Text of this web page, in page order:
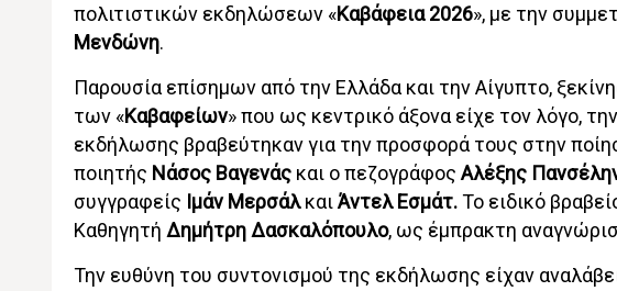
πολιτιστικών εκδηλώσεων «Καβάφεια 2026», με την
Μενδώνη.
Παρουσία επίσημων από την Ελλάδα και την Αίγυπτο,
των «Καβαφείων» που ως κεντρικό άξονα είχε τον λόγο,
εκδήλωσης βραβεύτηκαν για την προσφορά τους στην
ποιητής Νάσος Βαγενάςκαι ο πεζογράφος Αλέξης
συγγραφείς Ιμάν ΜερσάλκαιΆντελ Εσμάτ.Το ειδικό
Καθηγητή Δημήτρη Δασκαλόπουλο, ως έμπρακτη
Την ευθύνη του συντονισμού της εκδήλωσης είχαν